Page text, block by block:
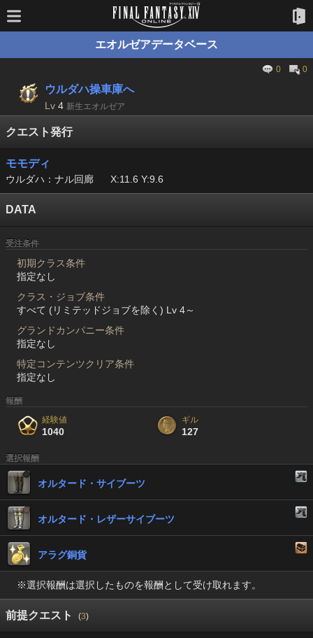
エオルゼアデータベース
0 0
ウルダハ操車庫へ
Lv 4 新生エオルゼア
クエスト発行
モモディ
ウルダハ：ナル回廊 X:11.6 Y:9.6
DATA
受注条件
初期クラス条件
指定なし
クラス・ジョブ条件
すべて (リミテッドジョブを除く) Lv 4～
グランドカンパニー条件
指定なし
特定コンテンツクリア条件
指定なし
報酬
経験値
1040
ギル
127
選択報酬
オルタード・サイブーツ
オルタード・レザーサイブーツ
アラグ銅貨
※選択報酬は選択したものを報酬として受け取れます。
前提クエスト (3)